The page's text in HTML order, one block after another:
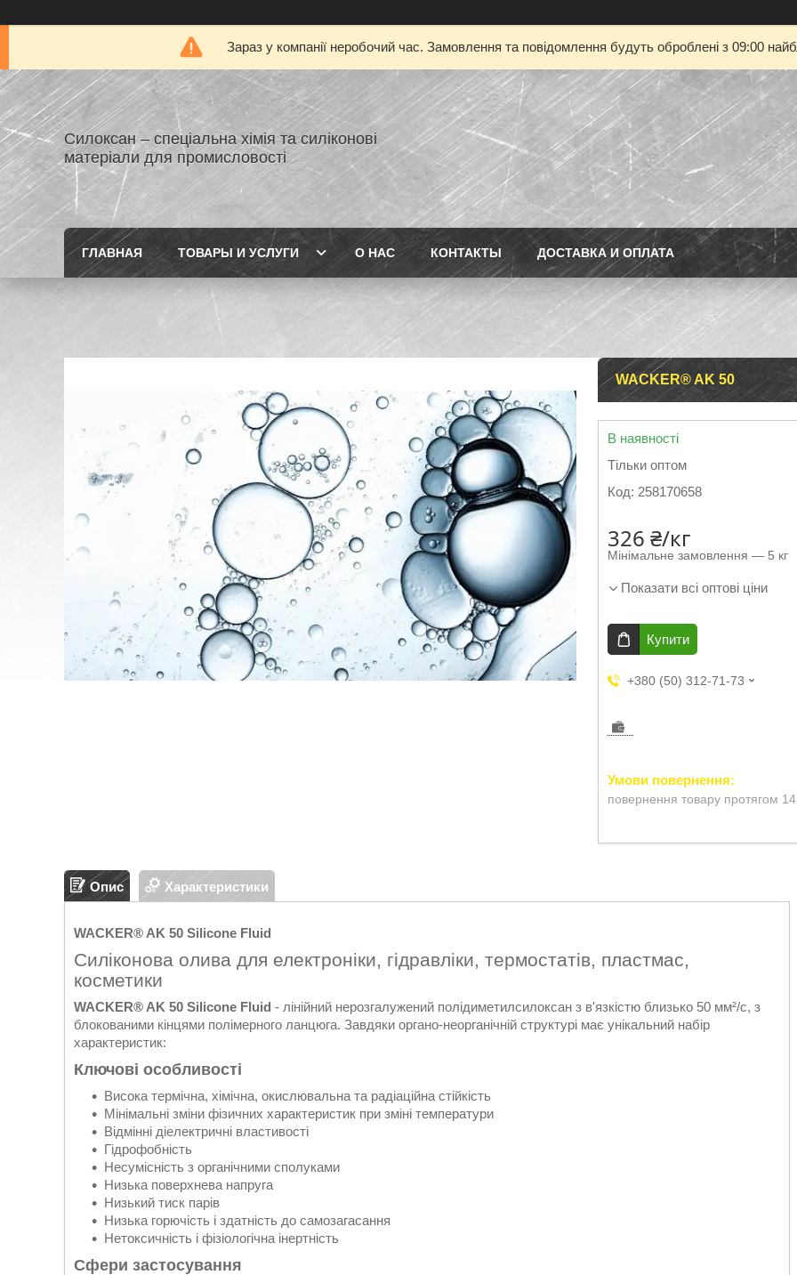
Зараз у компанії неробочий час. Замовлення та повідомлення будуть оброблені з 09:00
Силоксан – спеціальна хімія та силіконові
матеріали для промисловості
ГЛАВНАЯ ТОВАРЫ И УСЛУГИ О НАС КОНТАКТЫ ДОСТАВКА И ОПЛАТА
WACKER® AK 50
В наявності
Тільки оптом
Код: 258170658
326 ₴/кг
Мінімальне замовлення — 5 кг
Показати всі оптові ціни
Купити
+380 (50) 312-71-73
повернення товару протягом 14
Опис Характеристики
WACKER® AK 50 Silicone Fluid
Силіконова олива для електроніки, гідравліки, термостатів, пластмас,
косметики
WACKER® AK 50 Silicone Fluid - лінійний нерозгалужений полідиметилсилоксан з в'язкістю близько 50 мм²/с, з
блокованими кінцями полімерного ланцюга. Завдяки органо-неорганічній структурі має унікальний набір
характеристик:
Ключові особливості
Висока термічна, хімічна, окислювальна та радіаційна стійкість
Мінімальні зміни фізичних характеристик при зміні температури
Відмінні діелектричні властивості
Гідрофобність
Несумісність з органічними сполуками
Низька поверхнева напруга
Низький тиск парів
Низька горючість і здатність до самозагасання
Нетоксичність і фізіологічна інертність
Сфери застосування